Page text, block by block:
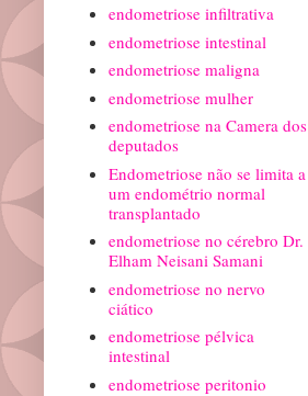
endometriose infiltrativa
endometriose intestinal
endometriose maligna
endometriose mulher
endometriose na Camera dos
deputados
Endometriose não se limita a
um endométrio normal
transplantado
endometriose no cérebro Dr.
Elham Neisani Samani
endometriose no nervo
ciático
endometriose pélvica
intestinal
endometriose peritonio